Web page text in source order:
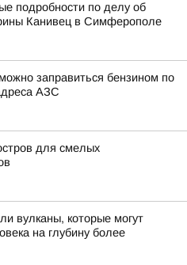
подробности по делу об
Канивец в Симферополе
заправиться бензином по
АЗС
для смелых
вулканы, которые могут
на глубину более